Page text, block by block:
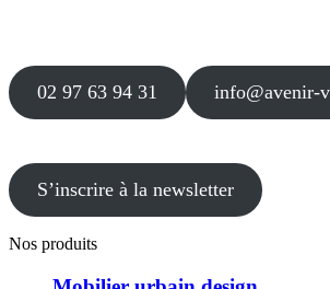
02 97 63 94 31 info@avenir-
S’inscrire à la newsletter
Nos produits